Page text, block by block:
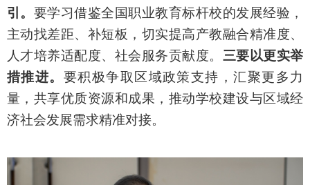
引。 要学习借鉴全国职业教育标杆校的发展经验，
主动找差距、补短板，切实提高产教融合精准度、
人才培养适配度、社会服务贡献度。 三要以更实举
措推进。 要积极争取区域政策支持，汇聚更多力
量，共享优质资源和成果，推动学校建设与区域经
济社会发展需求精准对接。